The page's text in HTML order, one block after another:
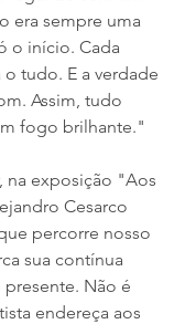
era sempre uma
o início. Cada
o tudo. E a verdade
Assim, tudo
fogo brilhante."
na exposição "Aos
Cesarco
percorre nosso
sua contínua
Não é
endereça aos